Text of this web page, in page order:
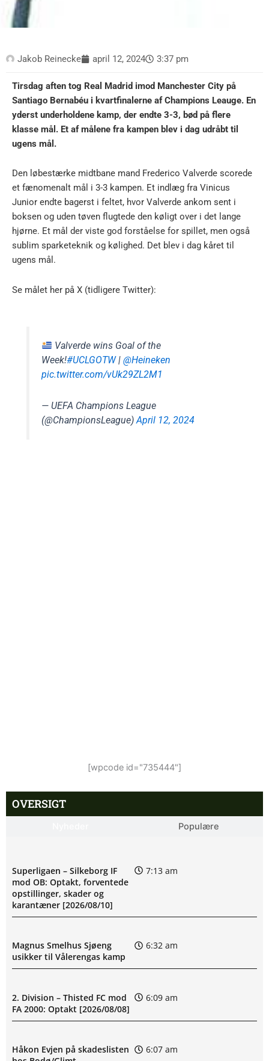
Jakob Reinecke april 12, 2024 3:37 pm
Tirsdag aften tog Real Madrid imod Manchester City på
Santiago Bernabéu i kvartfinalerne af Champions Leauge. En
yderst underholdene kamp, der endte 3-3, bød på flere
klasse mål. Et af målene fra kampen blev i dag udråbt til
ugens mål.
Den løbestærke midtbane mand Frederico Valverde scorede
et fænomenalt mål i 3-3 kampen. Et indlæg fra Vinicus
Junior endte bagerst i feltet, hvor Valverde ankom sent i
boksen og uden tøven flugtede den køligt over i det lange
hjørne. Et mål der viste god forståelse for spillet, men også
sublim sparketeknik og kølighed. Det blev i dag kåret til
ugens mål.
Se målet her på X (tidligere Twitter):
Valverde wins Goal of the
Week!#UCLGOTW|@Heineken
pic.twitter.com/vUk29ZL2M1
— UEFA Champions League
(@ChampionsLeague)April 12, 2024
[wpcode id="735444"]
OVERSIGT
Populære
Superligaen – Silkeborg IF
mod OB: Optakt, forventede
opstillinger, skader og
karantæner [2026/08/10]
7:13 am
Magnus Smelhus Sjøeng
usikker til Vålerengas kamp
6:32 am
2. Division – Thisted FC mod
FA 2000: Optakt [2026/08/08]
6:09 am
Håkon Evjen på skadeslisten
6:07 am